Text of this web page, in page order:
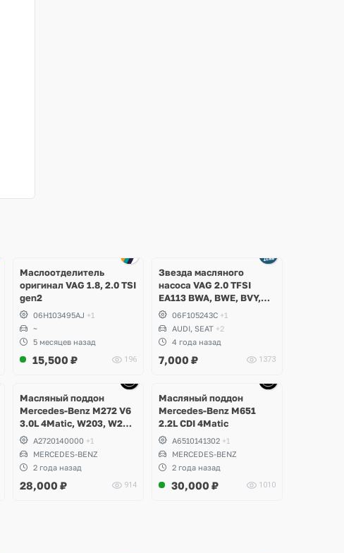
Маслоотделитель
оригинал VAG 1.8, 2.0 TSI
gen2
06H103495AJ +1
~
5 месяцев назад
15,500 ₽ 196
Звезда масляного
насоса VAG 2.0 TFSI
EA113 BWA, BWE, BVY,
CDLA, CDLC, Audi,
Volkswagen, Skoda, Seat
06F105243C +1
AUDI, SEAT +2
4 года назад
7,000 ₽ 1373
Масляный поддон
Mercedes-Benz M272 V6
3.0L 4Matic, W203, W204
C-Class, GLK, W211,
W212 E-Class, W221 S-
Class, W164 ML, W251 R-
Class, W639 Vito
A2720140000 +1
MERCEDES-BENZ
2 года назад
28,000 ₽ 914
Масляный поддон
Mercedes-Benz M651
2.2L CDI 4Matic
A6510141302 +1
MERCEDES-BENZ
2 года назад
30,000 ₽ 1010